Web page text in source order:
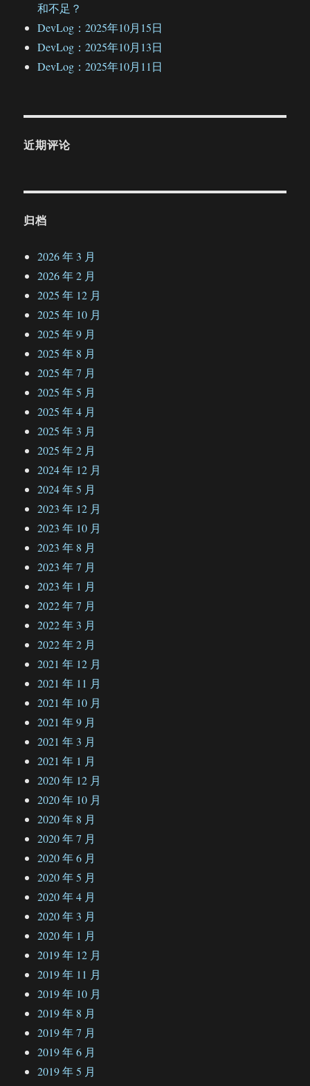
和不足？
DevLog：2025年10月15日
DevLog：2025年10月13日
DevLog：2025年10月11日
近期评论
归档
2026 年 3 月
2026 年 2 月
2025 年 12 月
2025 年 10 月
2025 年 9 月
2025 年 8 月
2025 年 7 月
2025 年 5 月
2025 年 4 月
2025 年 3 月
2025 年 2 月
2024 年 12 月
2024 年 5 月
2023 年 12 月
2023 年 10 月
2023 年 8 月
2023 年 7 月
2023 年 1 月
2022 年 7 月
2022 年 3 月
2022 年 2 月
2021 年 12 月
2021 年 11 月
2021 年 10 月
2021 年 9 月
2021 年 3 月
2021 年 1 月
2020 年 12 月
2020 年 10 月
2020 年 8 月
2020 年 7 月
2020 年 6 月
2020 年 5 月
2020 年 4 月
2020 年 3 月
2020 年 1 月
2019 年 12 月
2019 年 11 月
2019 年 10 月
2019 年 8 月
2019 年 7 月
2019 年 6 月
2019 年 5 月